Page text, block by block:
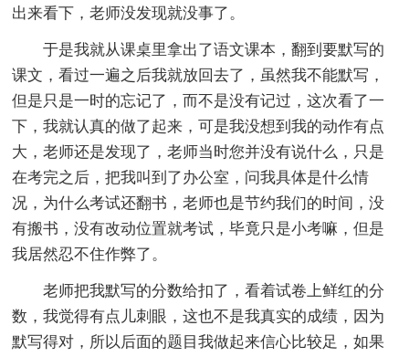
出来看下，老师没发现就没事了。
于是我就从课桌里拿出了语文课本，翻到要默写的
课文，看过一遍之后我就放回去了，虽然我不能默写，
但是只是一时的忘记了，而不是没有记过，这次看了一
下，我就认真的做了起来，可是我没想到我的动作有点
大，老师还是发现了，老师当时您并没有说什么，只是
在考完之后，把我叫到了办公室，问我具体是什么情
况，为什么考试还翻书，老师也是节约我们的时间，没
有搬书，没有改动位置就考试，毕竟只是小考嘛，但是
我居然忍不住作弊了。
老师把我默写的分数给扣了，看着试卷上鲜红的分
数，我觉得有点儿刺眼，这也不是我真实的成绩，因为
默写得对，所以后面的题目我做起来信心比较足，如果